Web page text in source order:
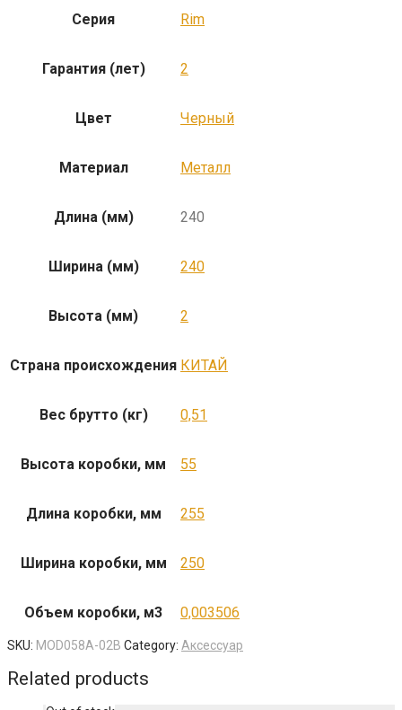
Серия Rim
Гарантия (лет) 2
Цвет Черный
Материал Металл
Длина (мм) 240
Ширина (мм) 240
Высота (мм) 2
Страна происхождения КИТАЙ
Вес брутто (кг) 0,51
Высота коробки, мм 55
Длина коробки, мм 255
Ширина коробки, мм 250
Объем коробки, м3 0,003506
SKU: MOD058A-02B Category: Аксессуар
Related products